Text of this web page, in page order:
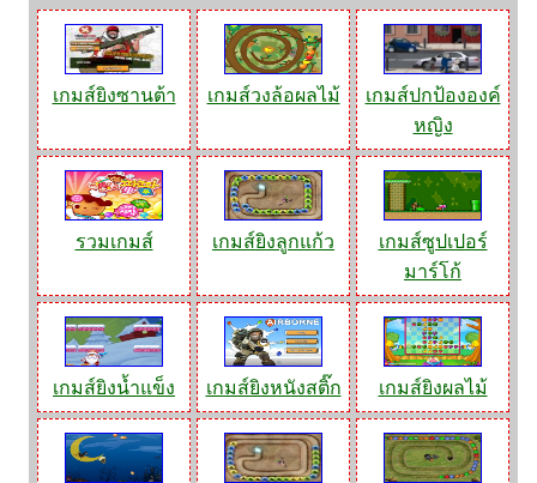
เกมส์ยิงซานต้า เกมส์วงล้อผลไม้
เกมส์ปกป้ององค์
หญิง
รวมเกมส์ เกมส์ยิงลูกแก้ว
เกมส์ซูปเปอร์
มาร์โก้
เกมส์ยิงน้ำแข็ง เกมส์ยิงหนังสติ๊ก เกมส์ยิงผลไม้